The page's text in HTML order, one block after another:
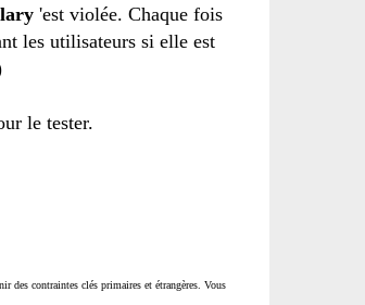
'est violée. Chaque fois
les utilisateurs si elle est
le tester.
des contraintes clés primaires et étrangères. Vous